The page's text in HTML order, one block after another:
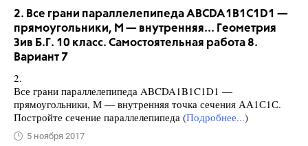
2. Все грани параллелепипеда ABCDA1B1C1D1 —
прямоугольники, М — внутренняя... Геометрия
Зив Б.Г. 10 класс. Самостоятельная работа 8.
Вариант 7
2.
Все грани параллелепипеда ABCDA1B1C1D1 —
прямоугольники, М — внутренняя точка сечения АА1С1С.
Постройте сечение параллелепипеда (Подробнее...)
5 ноября 2017